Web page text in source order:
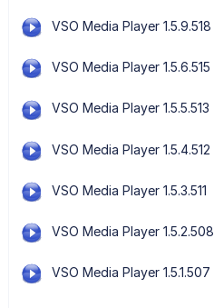
VSO Media Player 1.5.9.518
VSO Media Player 1.5.6.515
VSO Media Player 1.5.5.513
VSO Media Player 1.5.4.512
VSO Media Player 1.5.3.511
VSO Media Player 1.5.2.508
VSO Media Player 1.5.1.507